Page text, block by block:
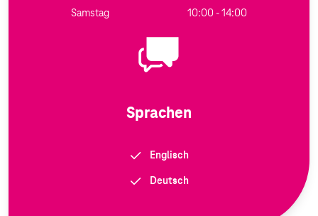
Samstag 10:00 - 14:00
Sprachen
Englisch
Deutsch